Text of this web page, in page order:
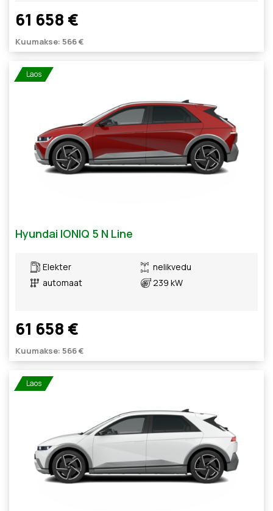
61 658 €
Kuumakse: 566 €
Laos
Hyundai IONIQ 5 N Line
Elekter
automaat
nelikvedu
239 kW
61 658 €
Kuumakse: 566 €
Laos